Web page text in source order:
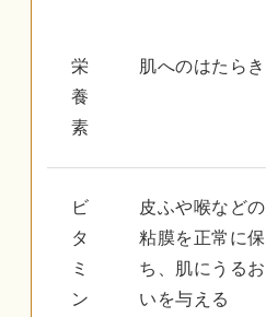
栄
養
素
肌へのはたらき
ビ
タ
ミ
ン
皮ふや喉などの
粘膜を正常に保
ち、肌にうるお
いを与える